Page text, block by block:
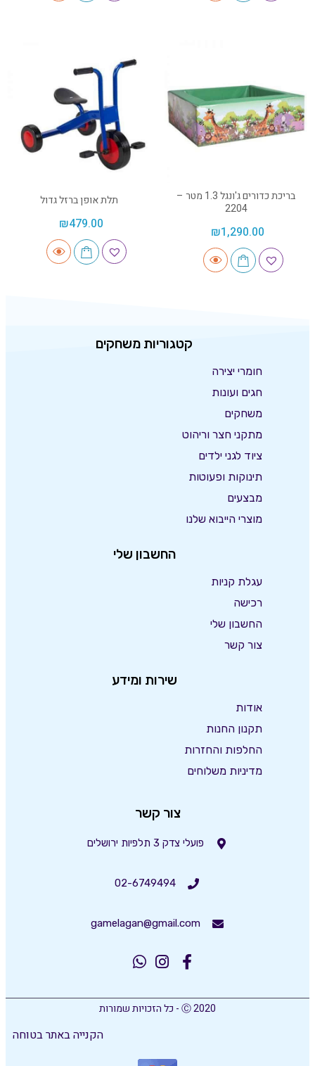
בריכת כדורים ג'ונגל 1.3 מטר –
2204
₪1,290.00
תלת אופן ברזל גדול
₪479.00
קטגוריות משחקים
חומרי יצירה
חגים ועונות
משחקים
מתקני חצר וריהוט
ציוד לגני ילדים
תינוקות ופעוטות
מבצעים
מוצרי הייבוא שלנו
החשבון שלי
עגלת קניות
רכישה
החשבון שלי
צור קשר
שירות ומידע
אודות
תקנון החנות
החלפות והחזרות
מדיניות משלוחים
צור קשר
פועלי צדק 3 תלפיות ירושלים
02-6749494
gamelagan@gmail.com
Ⓒ 2020 - כל הזכויות שמורות
הקנייה באתר בטוחה